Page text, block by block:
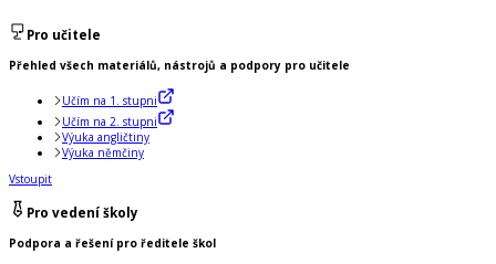
Pro učitele
Přehled všech materiálů, nástrojů a podpory pro učitele
Učím na 1. stupni
Učím na 2. stupni
Výuka angličtiny
Výuka němčiny
Vstoupit
Pro vedení školy
Podpora a řešení pro ředitele škol